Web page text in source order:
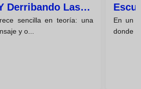
Derribando Las
Comunicación
sencilla en teoría: una
y o...
La
En un
donde